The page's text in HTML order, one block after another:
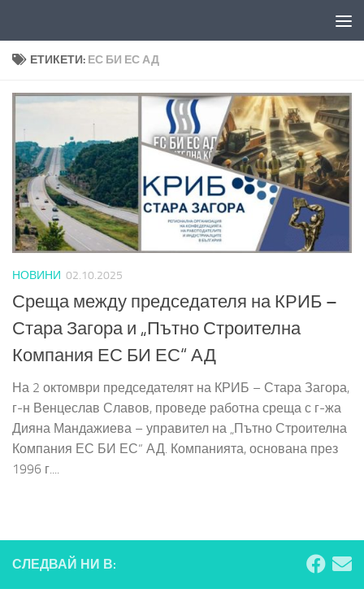
ЕТИКЕТИ: ЕС БИ ЕС АД
НОВИНИ 02.10.2025
Среща между председателя на КРИБ –
Стара Загора и „Пътно Строителна
Компания ЕС БИ ЕС“ АД
На 2 октомври председателят на КРИБ – Стара Загора,
г-н Венцеслав Славов, проведе работна среща с г-жа
Дияна Мандажиева – управител на „Пътно Строителна
Компания ЕС БИ ЕС“ АД. Компанията, основана през
1996 г....
СЛЕДВАЙ НИ В: